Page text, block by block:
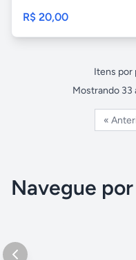
R$ 20,00
Itens por
Mostrando 33
«
Navegue